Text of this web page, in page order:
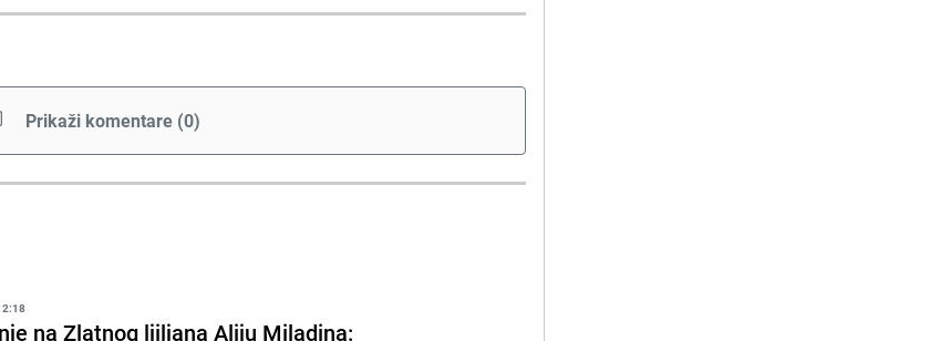
Prikaži komentare (0)
na Zlatnog ljiljana Aliju Miladina: